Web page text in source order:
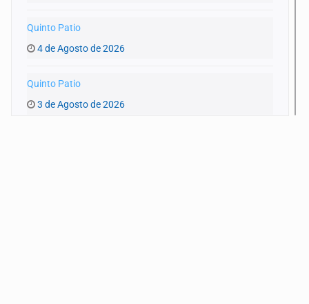
Quinto Patio
4 de Agosto de 2026
Quinto Patio
3 de Agosto de 2026